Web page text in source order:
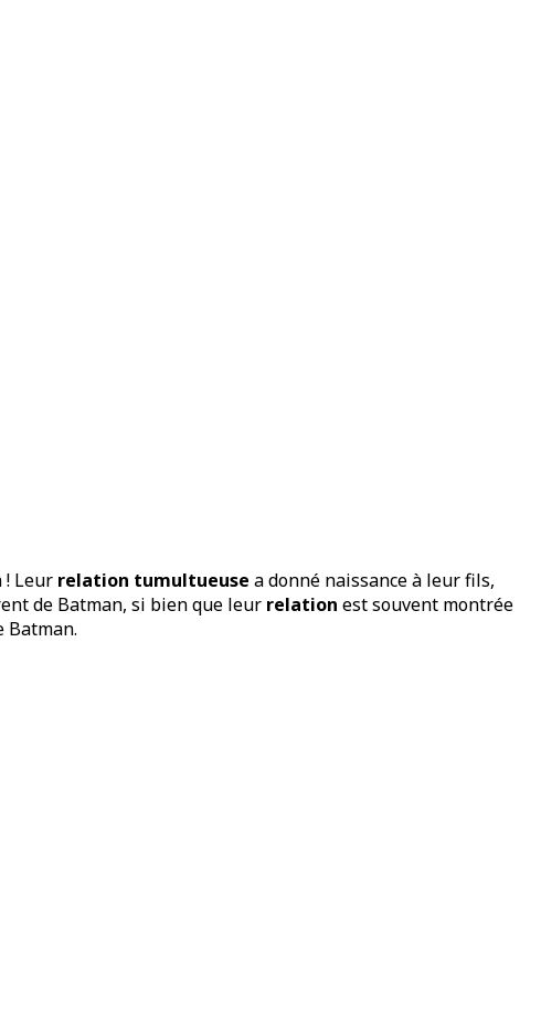
! Leur relation tumultueuse a donné naissance à leur fils,
de Batman, si bien que leur relation est souvent montrée
Batman.